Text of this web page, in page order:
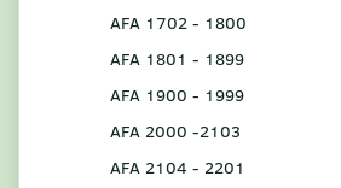
AFA 1702 - 1800
AFA 1801 - 1899
AFA 1900 - 1999
AFA 2000 -2103
AFA 2104 - 2201